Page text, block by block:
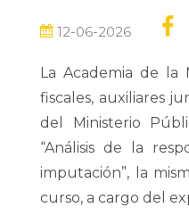
12-06-2026
La Academia de la
fiscales, auxiliares
del Ministerio
“Análisis de la
imputación”, la
curso, a cargo del